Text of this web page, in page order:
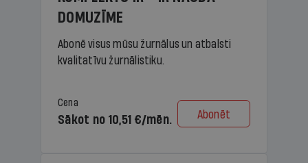
DOMUZĪME
Abonē visus mūsu žurnālus un atbalsti
kvalitatīvu žurnālistiku.
Cena
Sākot no 10,51 €/mēn. Abonēt